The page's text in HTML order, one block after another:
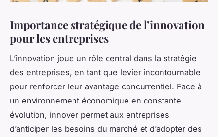
Importance stratégique de l’innovation
pour les entreprises
L’innovation joue un rôle central dans la stratégie
des entreprises, en tant que levier incontournable
pour renforcer leur avantage concurrentiel. Face à
un environnement économique en constante
évolution, innover permet aux entreprises
d’anticiper les besoins du marché et d’adopter des